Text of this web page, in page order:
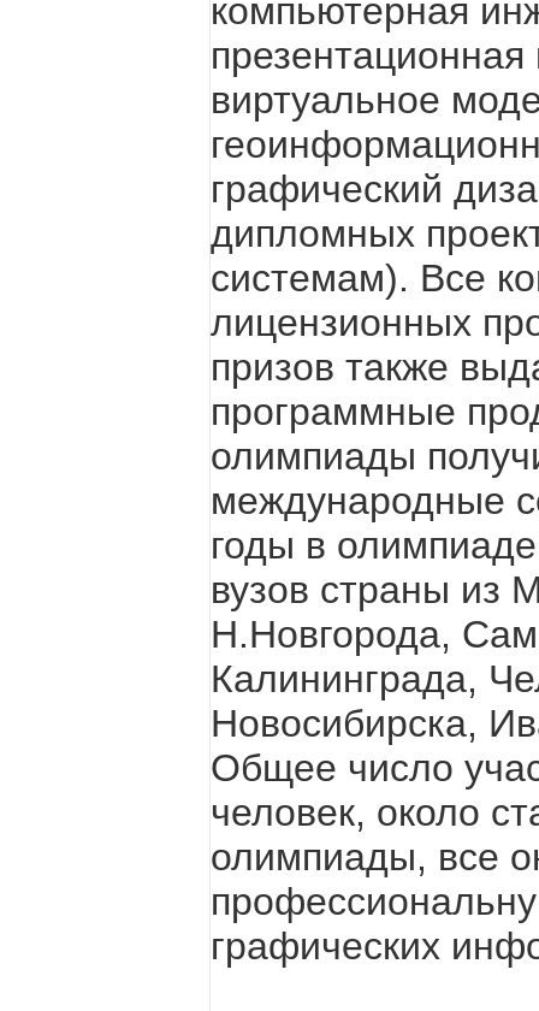
компьютерная
виртуальное
графический
дипломных
системам). Все
лицензионных
призов также
программные
олимпиады
международные
годы в
вузов страны из
Н.Новгорода,
Калининграда,
Новосибирска,
Общее число
человек, около
олимпиады, все
графических